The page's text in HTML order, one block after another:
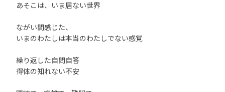
あそこは、いま居ない世界
ながい間感じた、
いまのわたしは本当のわたしでない感覚
繰り返した自問自答
得体の知れない不安